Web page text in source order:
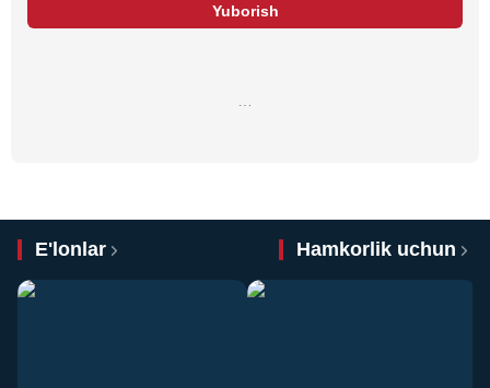
Yuborish
E'lonlar Hamkorlik uchun